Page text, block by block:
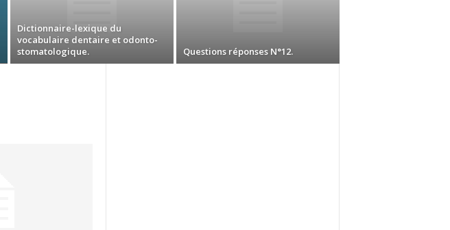
Dictionnaire-lexique du
vocabulaire dentaire et odonto-
stomatologique.
Questions réponses N°12.